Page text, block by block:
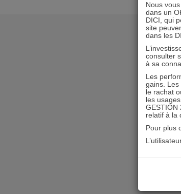
Nous
dans un
DICI, qui
site
dans les
consulter
à sa
Les
gains. Les
le rachat
les
GESTION
relatif à la
Pour plus